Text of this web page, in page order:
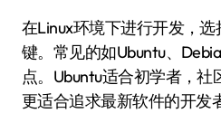
在Linux环境下进行开发，选择合适的发行版是关
键。常见的如Ubuntu、
点。Ubuntu适合初学者，社
更适合追求最新软件的开发